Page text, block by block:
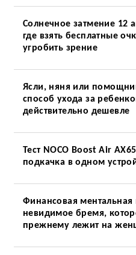
Солнечное затмение 12
где взять бесплатные
угробить зрение
Ясли, няня или
способ ухода за
действительно дешевле
Тест NOCO Boost Air
подкачка в одном
Финансовая ментальная
невидимое бремя,
прежнему лежит на